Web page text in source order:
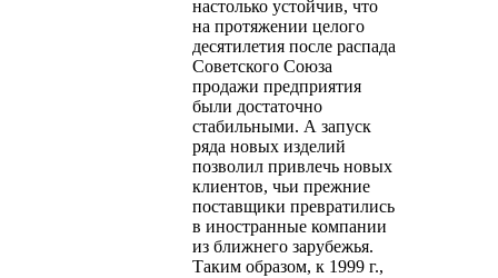
настолько устойчив, что
на протяжении целого
десятилетия после распада
Советского Союза
продажи предприятия
были достаточно
стабильными. А запуск
ряда новых изделий
позволил привлечь новых
клиентов, чьи прежние
поставщики превратились
в иностранные компании
из ближнего зарубежья.
Таким образом, к 1999 г.,